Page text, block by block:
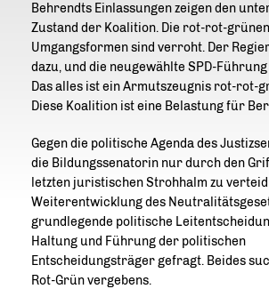
Behrendts Einlassungen zeigen den
Zustand der Koalition. Die rot-rot-grünen
Umgangsformen sind verroht. Der
dazu, und die neugewählte SPD-
Das alles ist ein Armutszeugnis rot-rot-
Diese Koalition ist eine Belastung für
Gegen die politische Agenda des
die Bildungssenatorin nur durch den
letzten juristischen Strohhalm zu
Weiterentwicklung des
grundlegende politische
Haltung und Führung der politischen
Entscheidungsträger gefragt. Beides
Rot-Grün vergebens.